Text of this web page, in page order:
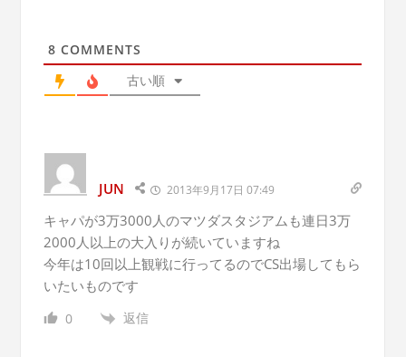
8 COMMENTS
古い順
JUN 2013年9月17日 07:49
キャパが3万3000人のマツダスタジアムも連日3万
2000人以上の大入りが続いていますね
今年は10回以上観戦に行ってるのでCS出場してもら
いたいものです
0 返信